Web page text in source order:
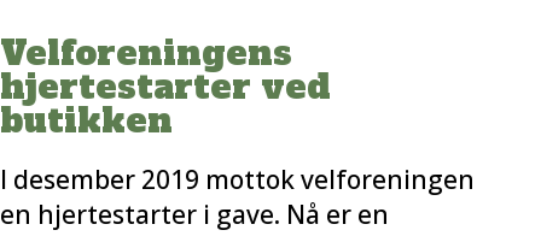
Velforeningens
hjertestarter ved
butikken
I desember 2019 mottok velforeningen
en hjertestarter i gave. Nå er en